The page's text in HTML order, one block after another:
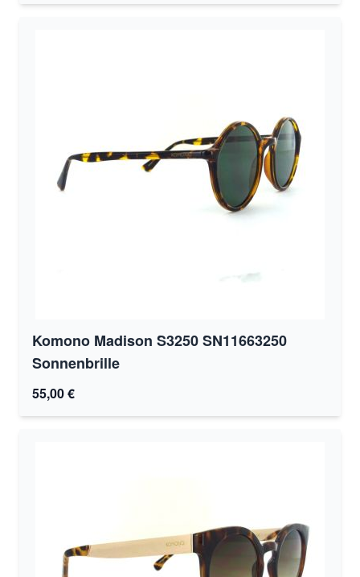
Komono Madison S3250 SN11663250
Sonnenbrille
55,00 €